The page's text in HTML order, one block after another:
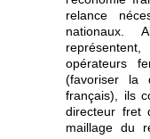
relance
nationaux.
opérateurs
(favoriser la
français), ils
directeur fret
maillage du